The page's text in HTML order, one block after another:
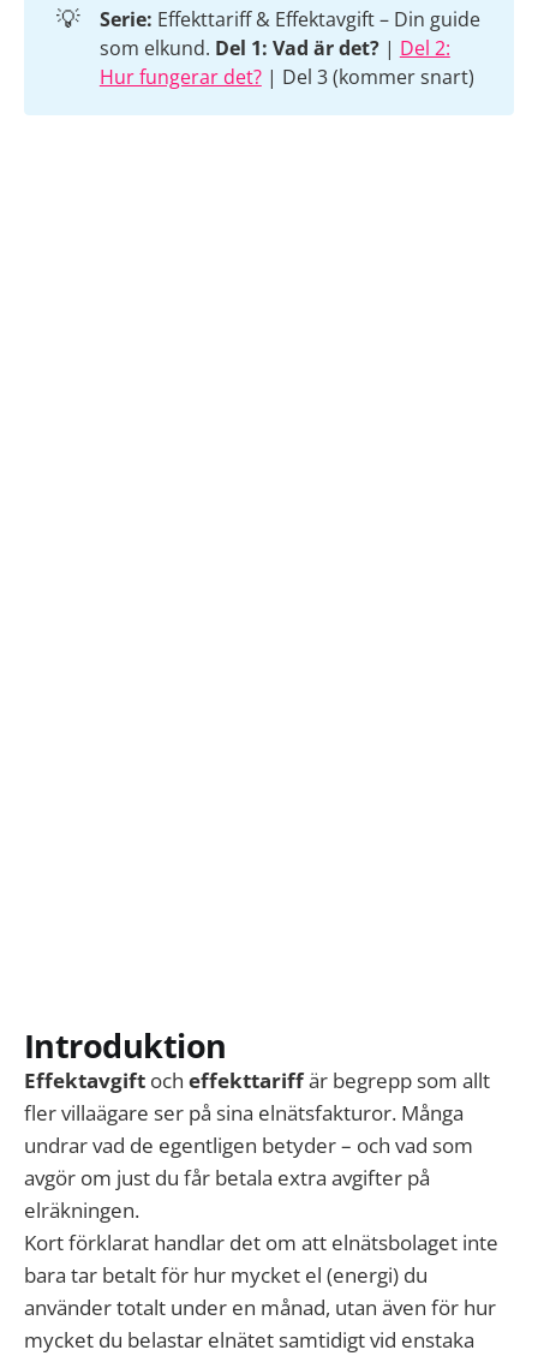
💡 Serie: Effekttariff & Effektavgift – Din guide
som elkund. Del 1: Vad är det?| Del 2:
Hur fungerar det?| Del 3 (kommer snart)
Introduktion
Effektavgift och effekttariffär begrepp som allt
fler villaägare ser på sina elnätsfakturor. Många
undrar vad de egentligen betyder – och vad som
avgör om just du får betala extra avgifter på
elräkningen.
Kort förklarat handlar det om att elnätsbolaget inte
bara tar betalt för hur mycket el (energi) du
använder totalt under en månad, utan även för hur
mycket du belastar elnätet samtidigt vid enstaka